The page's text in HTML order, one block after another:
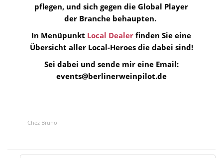
pflegen, und sich gegen die Global Player
der Branche behaupten.
In Menüpunkt Local Dealer finden Sie eine
Übersicht aller Local-Heroes die dabei sind!
Sei dabei und sende mir eine Email:
events@berlinerweinpilot.de
Chez Bruno